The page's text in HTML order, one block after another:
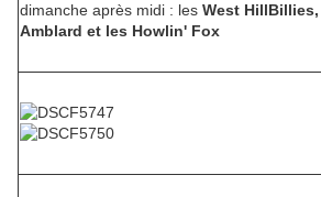
dimanche après midi : les West
Amblard et les Howlin' Fox